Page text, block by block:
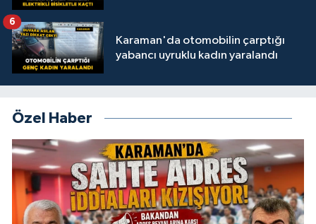
Karaman'da otomobilin çarptığı
yabancı uyruklu kadın yaralandı
6
Özel Haber